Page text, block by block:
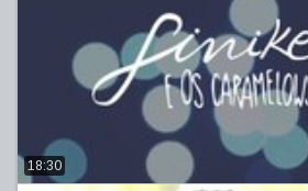
18:30